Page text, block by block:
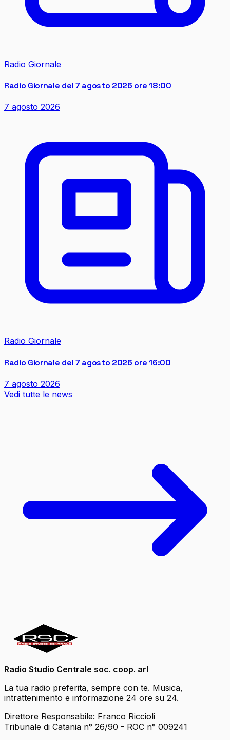
Radio Giornale
Radio Giornale del 7 agosto 2026 ore 18:00
7 agosto 2026
Radio Giornale
Radio Giornale del 7 agosto 2026 ore 16:00
7 agosto 2026
Vedi tutte le news
Radio Studio Centrale soc. coop. arl
La tua radio preferita, sempre con te. Musica,
intrattenimento e informazione 24 ore su 24.
Direttore Responsabile: Franco Riccioli
Tribunale di Catania n° 26/90 - ROC n° 009241